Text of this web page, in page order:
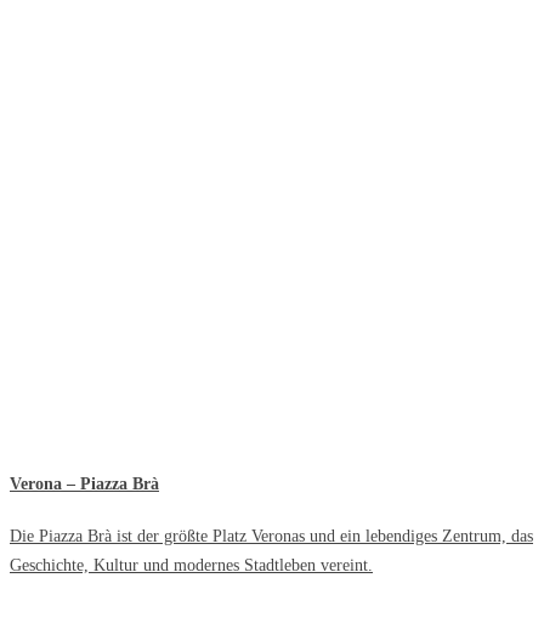
Verona – Piazza Brà
Die Piazza Brà ist der größte Platz Veronas und ein lebendiges Zentrum, das
Geschichte, Kultur und modernes Stadtleben vereint.